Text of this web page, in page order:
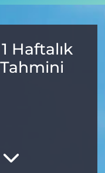
Haftalık
ve Fikstür